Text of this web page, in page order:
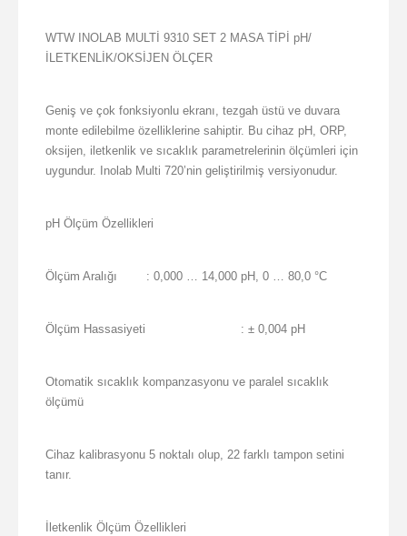
WTW INOLAB MULTİ 9310 SET 2 MASA TİPİ pH/
İLETKENLİK/OKSİJEN ÖLÇER
Geniş ve çok fonksiyonlu ekranı, tezgah üstü ve duvara
monte edilebilme özelliklerine sahiptir. Bu cihaz pH, ORP,
oksijen, iletkenlik ve sıcaklık parametrelerinin ölçümleri için
uygundur. Inolab Multi 720’nin geliştirilmiş versiyonudur.
pH Ölçüm Özellikleri
Ölçüm Aralığı : 0,000 … 14,000 pH, 0 … 80,0 °C
Ölçüm Hassasiyeti : ± 0,004 pH
Otomatik sıcaklık kompanzasyonu ve paralel sıcaklık
ölçümü
Cihaz kalibrasyonu 5 noktalı olup, 22 farklı tampon setini
tanır.
İletkenlik Ölçüm Özellikleri